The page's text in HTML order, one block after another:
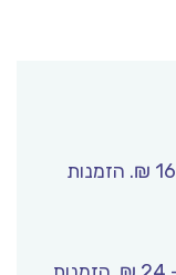
קרובה לביתך (6-9 ימי עסקים) – 16 ₪. הזמנות